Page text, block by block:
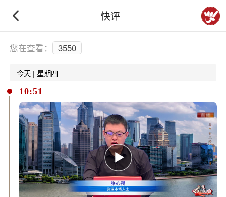
快评
下拉刷新
您在查看： 3550
今天 | 星期四
10:51